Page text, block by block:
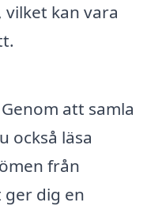
kan vara
Genom att samla
också läsa
från
dig en